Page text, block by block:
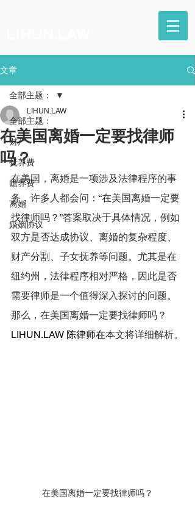
文章
全部主题：
财产
抚养费
赡养费
离婚
婚姻协议
全部主题：
在美国离婚一定要找律师
吗？
LIHUN.LAW
在美国，离婚是一项涉及法律程序的事
务，许多人都会问：“在美国离婚一定要
找律师吗？”答案取决于具体情况，例如
双方是否达成协议、离婚的复杂程度、
财产分割、子女抚养等问题。尤其是在
纽约州，法律程序相对严格，因此是否
需要律师是一个值得深入探讨的问题。
那么，在美国离婚一定要找律师吗？
LIHUN.LAW 陈律师在本文将详细解析。
在美国离婚一定要找律师吗？